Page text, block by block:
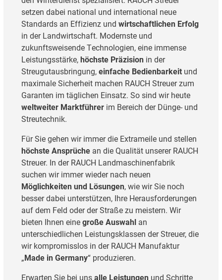
setzen dabei national und international neue
Standards an Effizienz undwirtschaftlichen Erfolg
in der Landwirtschaft. Modernste und
zukunftsweisende Technologien, eine immense
Leistungsstärke,höchste Präzision in der
Streugutausbringung,einfache Bedienbarkeit und
maximale Sicherheit machen RAUCH Streuer zum
Garanten im täglichen Einsatz. So sind wir heute
weltweiter Marktführer im Bereich der Dünge- und
Streutechnik.
Für Sie gehen wir immer die Extrameile und stellen
höchste Ansprüche an die Qualität unserer RAUCH
Streuer. In der RAUCH Landmaschinenfabrik
suchen wir immer wieder nach neuen
Möglichkeiten und Lösungen, wie wir Sie noch
besser dabei unterstützen, Ihre Herausforderungen
auf dem Feld oder der Straße zu meistern. Wir
bieten Ihnen einegroße Auswahl an
unterschiedlichen Leistungsklassen der Streuer, die
wir kompromisslos in der RAUCH Manufaktur
„Made in Germany“ produzieren.
Erwarten Sie bei unsalle Leistungen und Schritte